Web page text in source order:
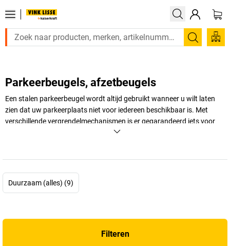
Zoeken
Parkeerbeugels, afzetbeugels
Een stalen parkeerbeugel wordt altijd gebruikt wanneer u wilt laten
zien dat uw parkeerplaats niet voor iedereen beschikbaar is. Met
verschillende vergrendelmechanismen is er gegarandeerd iets voor
uw behoeften! Zo is er bijvoorbeeld de neerklapbare parkeerbeugel.
+Meer weergeven
Duurzaam (alles) (9)
Filteren